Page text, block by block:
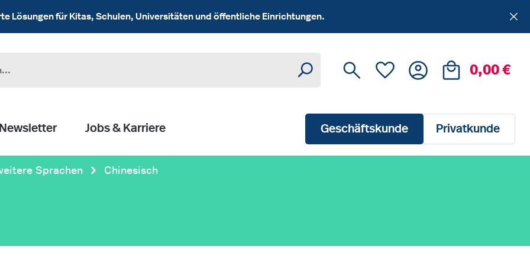
Lösungen für Kitas, Schulen, Universitäten und öffentliche Einrichtungen.
Du hast 0 Produkte auf dem
0,00 €
Newsletter Jobs & Karriere Geschäftskunde Privatkunde
Sprachen Chinesisch